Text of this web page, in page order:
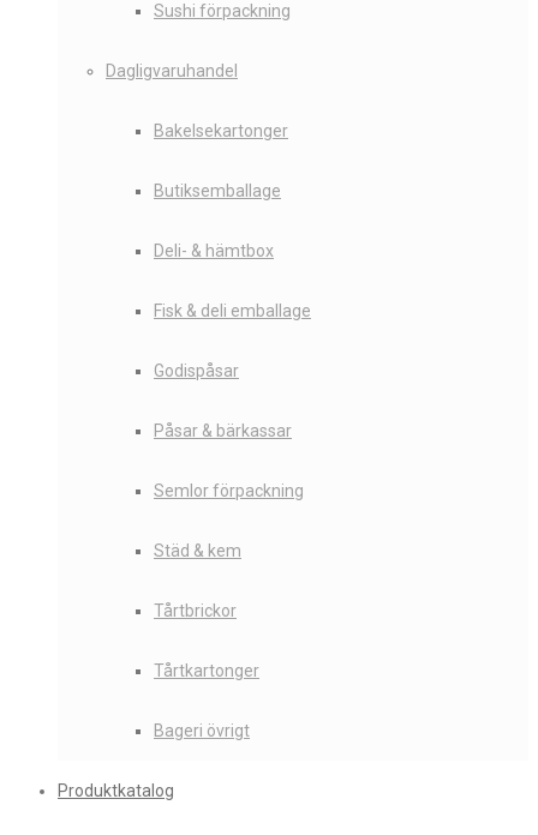
Sushi förpackning
Dagligvaruhandel
Bakelsekartonger
Butiksemballage
Deli- & hämtbox
Fisk & deli emballage
Godispåsar
Påsar & bärkassar
Semlor förpackning
Städ & kem
Tårtbrickor
Tårtkartonger
Bageri övrigt
Produktkatalog